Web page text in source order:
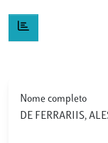
Nome completo
DE FERRARIIS,